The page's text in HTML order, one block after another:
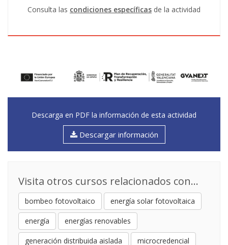
Consulta las condiciones específicas de la actividad
Descarga en PDF la información de esta actividad
Descargar información
Visita otros cursos relacionados con...
bombeo fotovoltaico energía solar fotovoltaica
energía energías renovables
generación distribuida aislada microcredencial